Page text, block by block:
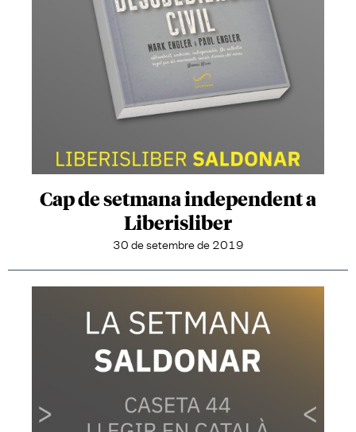
Cap de setmana independent a
Liberisliber
30 de setembre de 2019